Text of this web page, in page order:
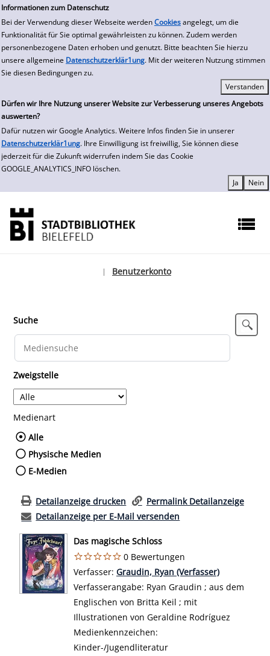
Informationen zum Datenschutz
Bei der Verwendung dieser Webseite werden Cookies angelegt, um die
Funktionalität für Sie optimal gewährleisten zu können. Zudem werden
personenbezogene Daten erhoben und genutzt. Bitte beachten Sie hierzu
unsere allgemeine Datenschutzerklär1ung. Mit der weiteren Nutzung stimmen
Sie diesen Bedingungen zu.
Dürfen wir Ihre Nutzung unserer Website zur Verbesserung unseres Angebots
auswerten?
Dafür nutzen wir Google Analytics. Weitere Infos finden Sie in unserer
Datenschutzerklär1ung. Ihre Einwilligung ist freiwillig, Sie können diese
jederzeit für die Zukunft widerrufen indem Sie das Cookie
GOOGLE_ANALYTICS_INFO löschen.
zur Navigation springen
zum Inhalt springen
Zur Detailanzeige springen
Benutzerkonto
Suche
Zweigstelle
Medienart
Wählen Sie die Medienart nach der Sie
Alle
Physische Medien
E-Medien
Detailanzeige drucken
Permalink Detailanzeige
Detailanzeige per E-Mail versenden
Das magische Schloss
0 Bewertungen
Verfasser: Suche nach diesem Verfasser
Graudin, Ryan (Verfasser)
Verfasserangabe: Ryan Graudin ; aus dem
Englischen von Britta Keil ; mit
Illustrationen von Geraldine Rodríguez
Medienkennzeichen:
Kinder-/Jugendliteratur